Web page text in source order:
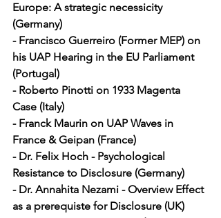
Europe: A strategic necessicity
(Germany)
- Francisco Guerreiro (Former MEP) on
his UAP Hearing in the EU Parliament
(Portugal)
- Roberto Pinotti on 1933 Magenta
Case (Italy)
- Franck Maurin on UAP Waves in
France & Geipan (France)
- Dr. Felix Hoch - Psychological
Resistance to Disclosure (Germany)
- Dr. Annahita Nezami - Overview Effect
as a prerequiste for Disclosure (UK)